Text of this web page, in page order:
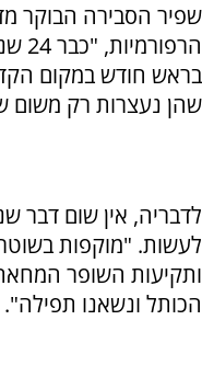
שפיר הסבירה הבוקר
בראש חודש במקום
שהן נעצרות רק משום
לדבריה, אין שום דבר
לעשות. "מוקפות
ותקיעות השופר
הכותל ונשאנו תפילה".